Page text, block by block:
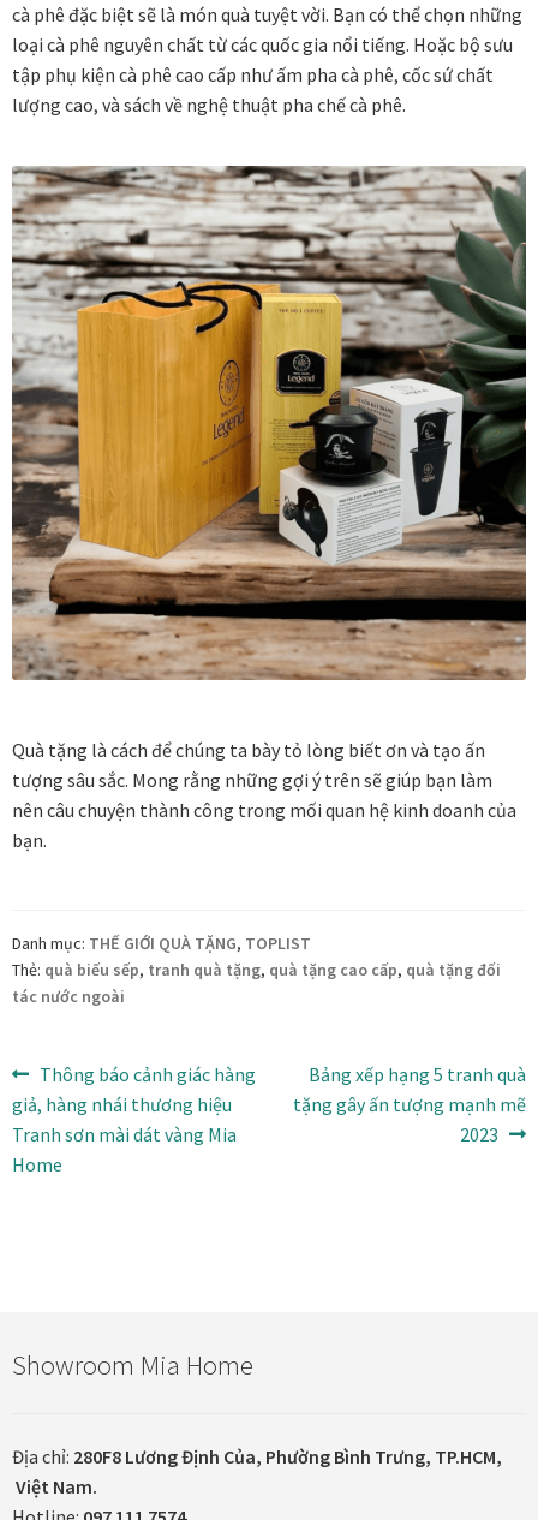
Tranh tặng khai trương
Tranh tặng sếp cao cấp
Tranh tặng tân gia
Tranh theo phong cách thiết kế
Tranh Bắc Âu – Scandinavian
Tranh treo phòng khách
Tranh treo phòng làm việc giám đốc
Tranh treo phòng ngủ
Tranh treo phòng thờ
Tranh treo tường
ƯU ĐÃI
Ưu đãi khung tranh
Ưu đãi tranh in
Ưu đãi tranh sơn mài
Vận Chuyển Giao Nhận
VIDEO
Xưởng in tranh
cà phê đặc biệt sẽ là món quà tuyệt vời. Bạn có thể chọn những
loại cà phê nguyên chất từ các quốc gia nổi tiếng. Hoặc bộ sưu
tập phụ kiện cà phê cao cấp như ấm pha cà phê, cốc sứ chất
lượng cao, và sách về nghệ thuật pha chế cà phê.
Quà tặng là cách để chúng ta bày tỏ lòng biết ơn và tạo ấn
tượng sâu sắc. Mong rằng những gợi ý trên sẽ giúp bạn làm
nên câu chuyện thành công trong mối quan hệ kinh doanh của
bạn.
Danh mục: THẾ GIỚI QUÀ TẶNG, TOPLIST
Thẻ: quà biếu sếp, tranh quà tặng, quà tặng cao cấp, quà tặng đối
tác nước ngoài
Điều
hướng
bài
Bài
trước:
Thông báo cảnh giác hàng
giả, hàng nhái thương hiệu
Tranh sơn mài dát vàng Mia
Home
Bài
tiếp
Bảng xếp hạng 5 tranh quà
tặng gây ấn tượng mạnh mẽ
2023
Showroom Mia Home
Địa chỉ: 280F8 Lương Định Của, Phường Bình Trưng, TP.HCM,
Việt Nam.